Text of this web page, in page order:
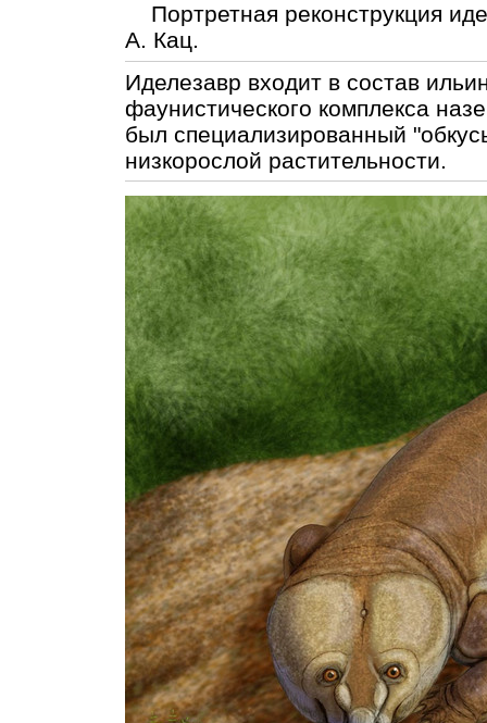
Портретная реконструкция
А. Кац.
Иделезавр входит в состав
фаунистического комплекса
был специализированный
низкорослой растительности.